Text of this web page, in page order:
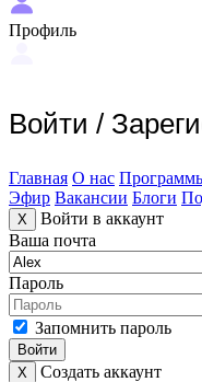
Профиль
Войти /
Главная О нас
Эфир Вакансии Блоги
X
Войти в аккаунт
Ваша почта
Пароль
Запомнить пароль
Войти
X
Создать аккаунт